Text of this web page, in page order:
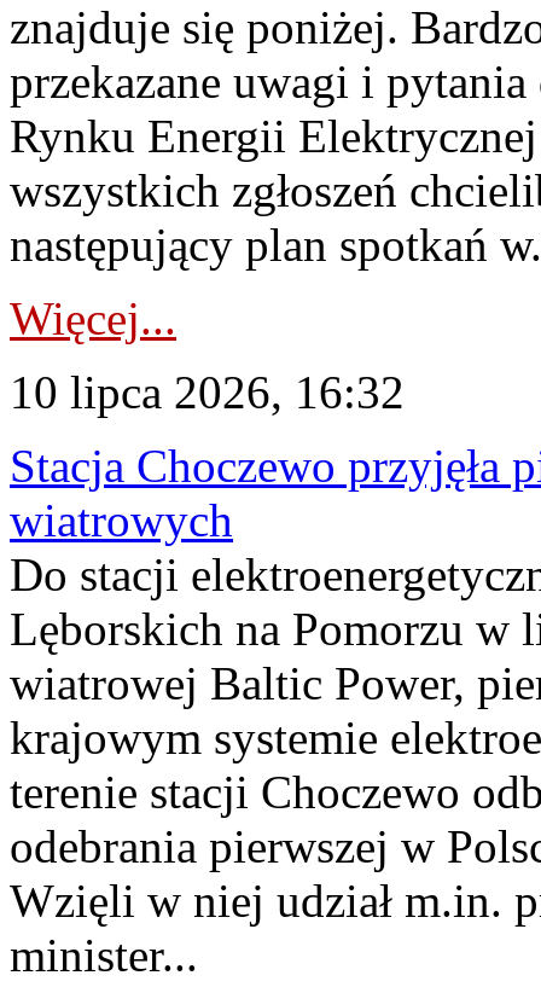
znajduje się poniżej.
przekazane uwagi i
Rynku Energii
wszystkich zgłoszeń
następujący plan spotkań
Więcej...
10 lipca 2026, 16:32
Stacja Choczewo przyjęła
wiatrowych
Do stacji
Lęborskich na Pomorzu w
wiatrowej Baltic Power,
krajowym systemie
terenie stacji Choczewo
odebrania pierwszej w
Wzięli w niej udział m.in.
minister...